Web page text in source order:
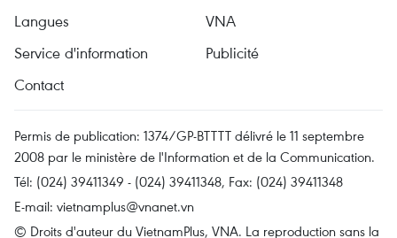
Langues
VNA
Service d'information
Publicité
Contact
Permis de publication: 1374/GP-BTTTT délivré le 11 septembre
2008 par le ministère de l'Information et de la Communication.
Tél: (024) 39411349 - (024) 39411348, Fax: (024) 39411348
E-mail: vietnamplus@vnanet.vn
© Droits d'auteur du VietnamPlus, VNA. La reproduction sans la